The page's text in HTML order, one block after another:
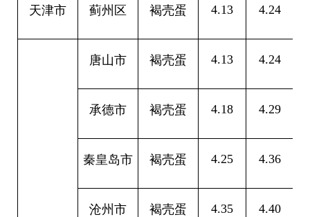
天津市 蓟州区 褐壳蛋 4.13 4.24
唐山市 褐壳蛋 4.13 4.24
承德市 褐壳蛋 4.18 4.29
秦皇岛市 褐壳蛋 4.25 4.36
沧州市 褐壳蛋 4.35 4.40